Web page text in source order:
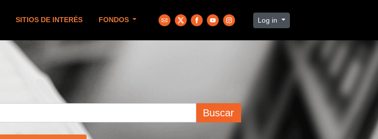
SITIOS DE INTERÉS FONDOS Log in
Buscar